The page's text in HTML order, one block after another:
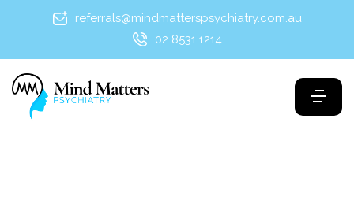
referrals@mindmatterspsychiatry.com.au
02 8531 1214